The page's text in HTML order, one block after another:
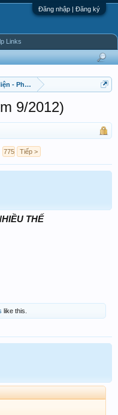
Đăng nhập | Đăng ký
- Phát Triển
9/2012)
775 Tiếp >
THẾ
like this.
Links